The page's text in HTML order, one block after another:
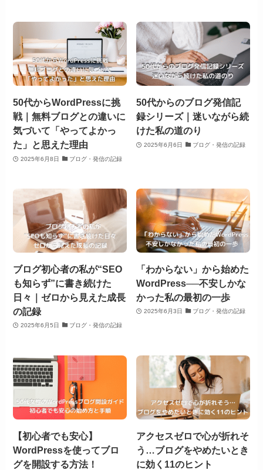
50代からWordPressに挑
戦｜無料ブログとの違いに
気づいて「やってよかっ
た」と思えた理由
2025年6月8日 ブログ・発信の記録
50代からのブログ発信記
録シリーズ｜迷いながら続
けた私の道のり
2025年6月6日 ブログ・発信の記録
ブログ初心者の私が“SEO
も知らず”に書き続けた
日々｜ゼロから見えた成長
の記録
2025年6月5日 ブログ・発信の記録
「わからない」から始めた
WordPress──不安しかな
かった私の最初の一歩
2025年6月3日 ブログ・発信の記録
【初心者でも安心】
WordPressを使ってブロ
グを開設する方法！
アクセスゼロで心が折れそ
う…ブログをやめたいとき
に効く11のヒント